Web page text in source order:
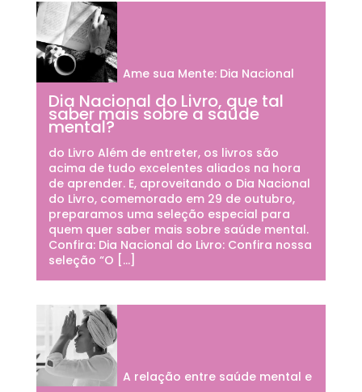
Dia Nacional do Livro, que tal
saber mais sobre a saúde
mental?
Ame sua Mente: Dia Nacional
do Livro Além de entreter, os livros são
acima de tudo excelentes aliados na hora
de aprender. E, aproveitando o Dia Nacional
do Livro, comemorado em 29 de outubro,
preparamos uma seleção especial para
quem quer saber mais sobre saúde mental.
Confira: Dia Nacional do Livro: Confira nossa
seleção “O […]
A relação entre saúde mental e